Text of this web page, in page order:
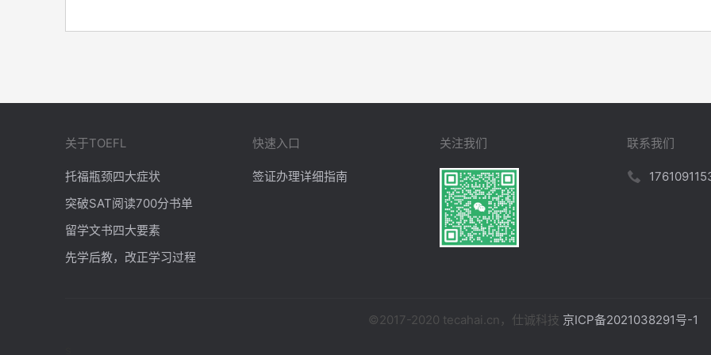
关于TOEFL
托福瓶颈四大症状
突破SAT阅读700分书单
留学文书四大要素
先学后教，改正学习过程
快速入口
签证办理详细指南
关注我们 联系我们
©2017-2020 tecahai.cn，仕诚科技 京ICP备2021038291号-1